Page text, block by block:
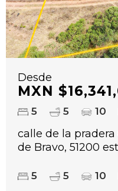
Desde
MXN
5 5 10
calle de la
de Bravo, 51200
5 5 10